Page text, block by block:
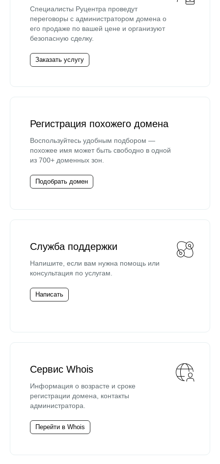
Специалисты Руцентра проведут
переговоры с администратором домена о
его продаже по вашей цене и организуют
безопасную сделку.
Заказать услугу
Регистрация похожего домена
Воспользуйтесь удобным подбором —
похожее имя может быть свободно в одной
из 700+ доменных зон.
Подобрать домен
Служба поддержки
Напишите, если вам нужна помощь или
консультация по услугам.
Написать
Сервис Whois
Информация о возрасте и сроке
регистрации домена, контакты
администратора.
Перейти в Whois